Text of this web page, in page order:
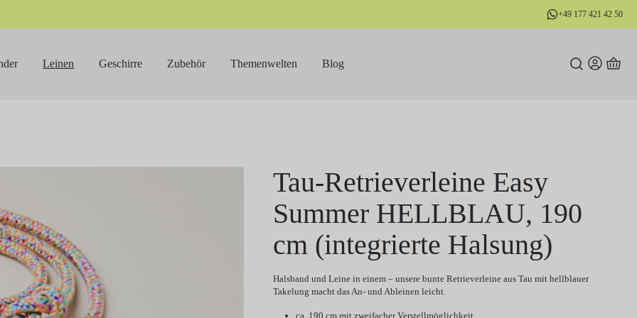
+49 177 421 42 50
Leinen Geschirre Zubehör Themenwelten Blog
Tau-Retrieverleine Easy
Summer HELLBLAU, 190
cm (integrierte Halsung)
Halsband und Leine in einem – unsere bunte Retrieverleine aus Tau mit hellblauer
Takelung macht das An- und Ableinen leicht.
ca. 190 cm mit zweifacher Verstellmöglichkeit